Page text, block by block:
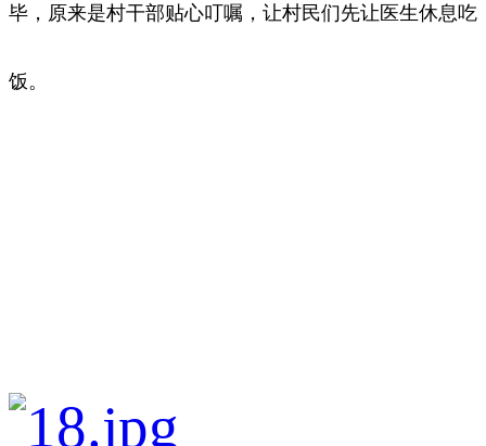
毕，原来是村干部贴心叮嘱，让村民们先让医生休息吃
饭。